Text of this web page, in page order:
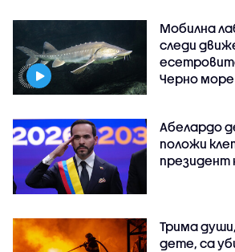
Мобилна
следи
Черно море
Абелардо
положи
президент
Трима
дете, са